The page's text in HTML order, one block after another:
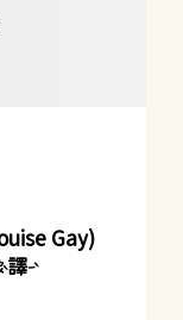
Gay)
譯